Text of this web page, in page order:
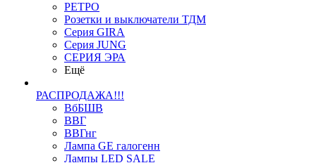
РЕТРО
Розетки и выключатели ТДМ
Серия GIRA
Серия JUNG
СЕРИЯ ЭРА
Ещё
РАСПРОДАЖА!!!
ВбБШВ
ВВГ
ВВГнг
Лампа GE галогенн
Лампы LED SALE